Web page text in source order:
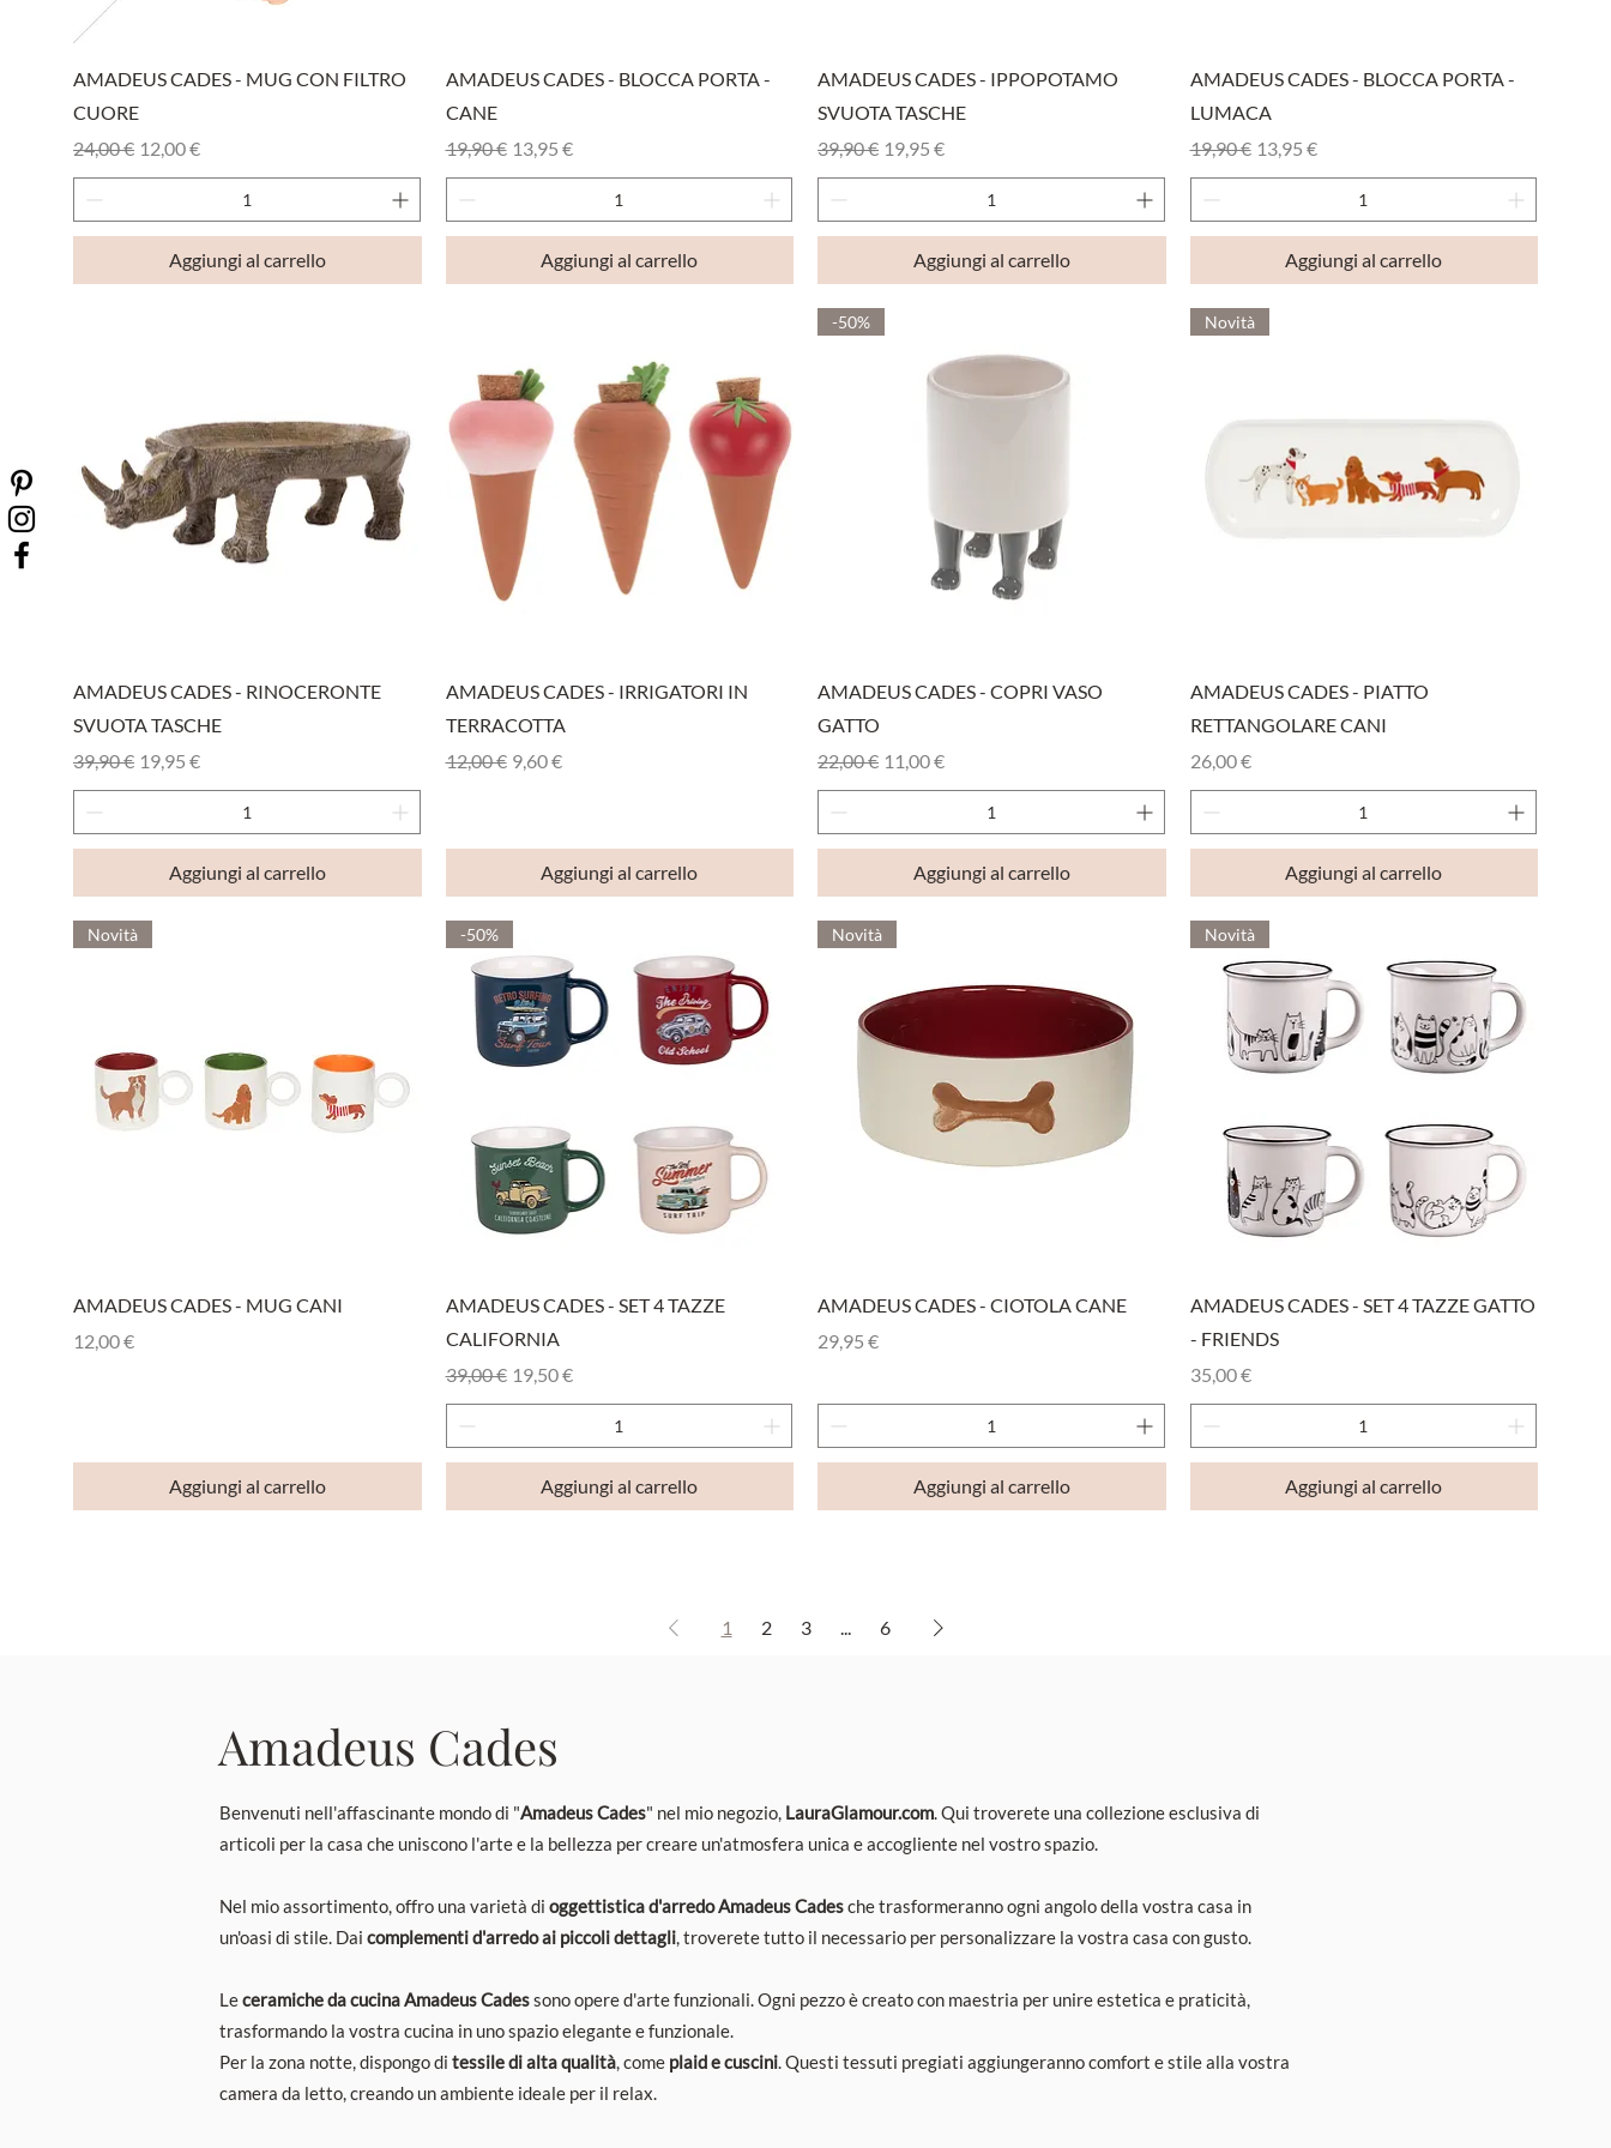
Vista rapida
AMADEUS CADES - MUG CON FILTRO
CUORE
Prezzo regolare
24,00 € Prezzo scontato
12,00 €
Aggiungi al carrello
Vista rapida
AMADEUS CADES - BLOCCA PORTA -
CANE
Prezzo regolare
19,90 € Prezzo scontato
13,95 €
Aggiungi al carrello
Vista rapida
AMADEUS CADES - IPPOPOTAMO
SVUOTA TASCHE
Prezzo regolare
39,90 € Prezzo scontato
19,95 €
Aggiungi al carrello
Vista rapida
AMADEUS CADES - BLOCCA PORTA -
LUMACA
Prezzo regolare
19,90 € Prezzo scontato
13,95 €
Aggiungi al carrello
Vista rapida
AMADEUS CADES - RINOCERONTE
SVUOTA TASCHE
Prezzo regolare
39,90 € Prezzo scontato
19,95 €
Aggiungi al carrello
Vista rapida
AMADEUS CADES - IRRIGATORI IN
TERRACOTTA
Prezzo regolare
12,00 € Prezzo scontato
9,60 €
Aggiungi al carrello
Vista rapida
-50%
AMADEUS CADES - COPRI VASO
GATTO
Prezzo regolare
22,00 € Prezzo scontato
11,00 €
Aggiungi al carrello
Vista rapida
Novità
AMADEUS CADES - PIATTO
RETTANGOLARE CANI
Prezzo
26,00 €
Aggiungi al carrello
Vista rapida
Novità
AMADEUS CADES - MUG CANI
Prezzo
12,00 €
Aggiungi al carrello
Vista rapida
-50%
AMADEUS CADES - SET 4 TAZZE
CALIFORNIA
Prezzo regolare
39,00 € Prezzo scontato
19,50 €
Aggiungi al carrello
Vista rapida
Novità
AMADEUS CADES - CIOTOLA CANE
Prezzo
29,95 €
Aggiungi al carrello
Vista rapida
Novità
AMADEUS CADES - SET 4 TAZZE GATTO
- FRIENDS
Prezzo
35,00 €
Aggiungi al carrello
1 2 3 6
Amadeus Cades
Benvenuti nell'affascinante mondo di "Amadeus Cades" nel mio negozio, LauraGlamour.com. Qui troverete una collezione esclusiva di
articoli per la casa che uniscono l'arte e la bellezza per creare un'atmosfera unica e accogliente nel vostro spazio.
Nel mio assortimento, offro una varietà di oggettistica d'arredo Amadeus Cadesche trasformeranno ogni angolo della vostra casa in
un'oasi di stile. Dai complementi d'arredo ai piccoli dettagli, troverete tutto il necessario per personalizzare la vostra casa con gusto.
Leceramiche da cucina Amadeus Cadessono opere d'arte funzionali. Ogni pezzo è creato con maestria per unire estetica e praticità,
trasformando la vostra cucina in uno spazio elegante e funzionale.
Per la zona notte, dispongo di tessile di alta qualità, come plaid e cuscini. Questi tessuti pregiati aggiungeranno comfort e stile alla vostra
camera da letto, creando un ambiente ideale per il relax.